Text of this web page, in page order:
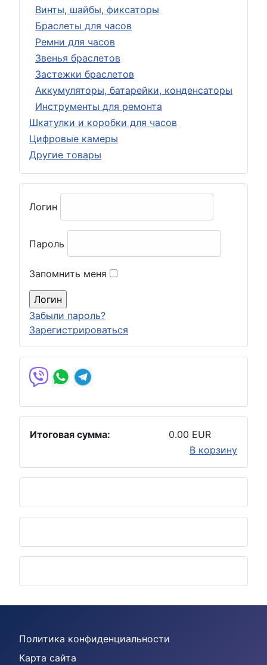
Винты, шайбы, фиксаторы
Браслеты для часов
Ремни для часов
Звенья браслетов
Застежки браслетов
Аккумуляторы, батарейки, конденсаторы
Инструменты для ремонта
Шкатулки и коробки для часов
Цифровые камеры
Другие товары
Логин
Пароль
Запомнить меня
Забыли пароль?
Зарегистрироваться
Итоговая сумма:
0.00 EUR
В корзину
Политика конфиденциальности
Карта сайта